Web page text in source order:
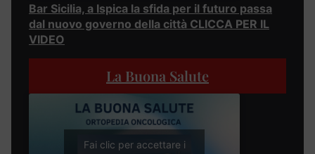
Bar Sicilia, a Ispica la sfida per il futuro passa
dal nuovo governo della città CLICCA PER IL
VIDEO
La Buona Salute
Fai clic per accettare i